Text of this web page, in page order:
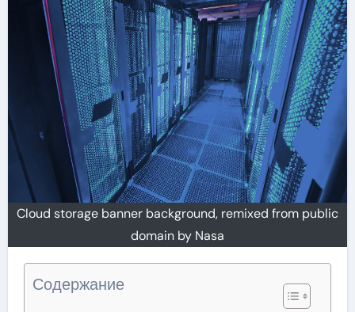
Cloud storage banner background, remixed from public
domain by Nasa
Содержание